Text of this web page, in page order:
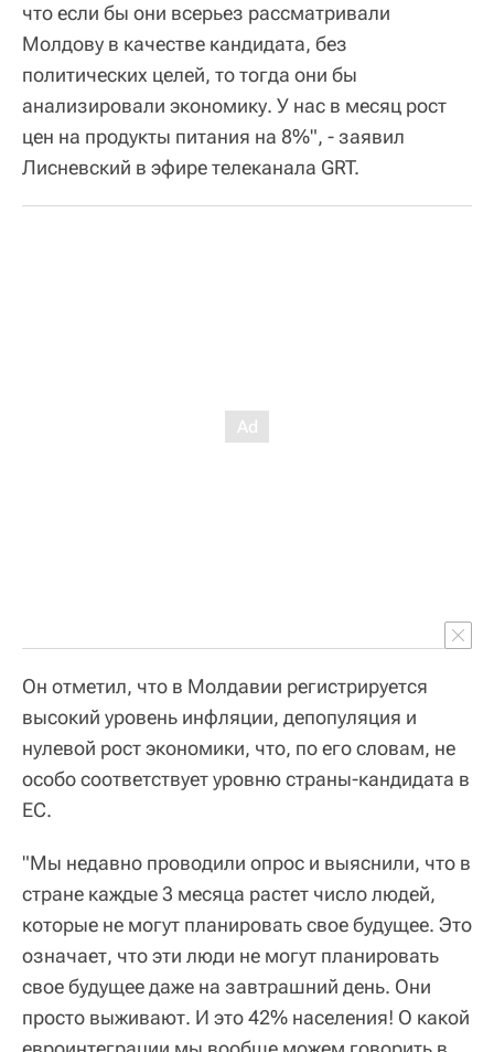
что если бы они всерьез рассматривали
Молдову в качестве кандидата, без
политических целей, то тогда они бы
анализировали экономику. У нас в месяц рост
цен на продукты питания на 8%", - заявил
Лисневский в эфире телеканала GRT.
Он отметил, что в Молдавии регистрируется
высокий уровень инфляции, депопуляция и
нулевой рост экономики, что, по его словам, не
особо соответствует уровню страны-кандидата в
ЕС.
"Мы недавно проводили опрос и выяснили, что в
стране каждые 3 месяца растет число людей,
которые не могут планировать свое будущее. Это
означает, что эти люди не могут планировать
свое будущее даже на завтрашний день. Они
просто выживают. И это 42% населения! О какой